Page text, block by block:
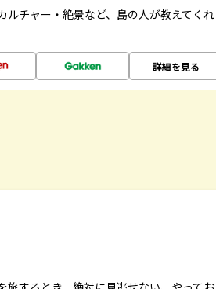
チャー・絶景など、島の人が教えてくれ
詳細を見る